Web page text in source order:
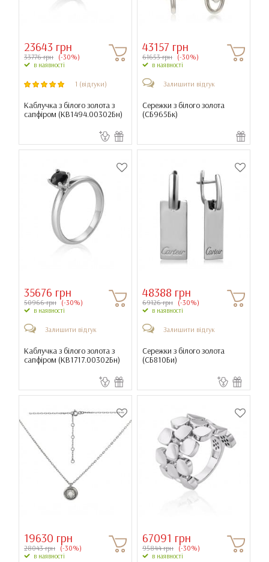
23643 грн
33776 грн (-30%)
в наявності
1 (відгуки)
Каблучка з білого золота з
сапфіром (КВ1494.00302Бн)
43157 грн
61653 грн (-30%)
в наявності
Залишити відгук
Сережки з білого золота
(СБ965Бк)
35676 грн
50966 грн (-30%)
в наявності
Залишити відгук
Каблучка з білого золота з
сапфіром (КВ1717.00302Бн)
48388 грн
69126 грн (-30%)
в наявності
Залишити відгук
Сережки з білого золота
(СБ810Би)
19630 грн
28043 грн (-30%)
в наявності
67091 грн
95844 грн (-30%)
в наявності